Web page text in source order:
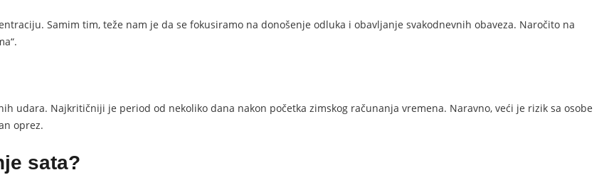
Samim tim, teže nam je da se fokusiramo na donošenje odluka i obavljanje svakodnevnih obaveza. Naročito na
udara. Najkritičniji je period od nekoliko dana nakon početka zimskog računanja vremena. Naravno, veći je rizik sa osobe
oprez.
sata?